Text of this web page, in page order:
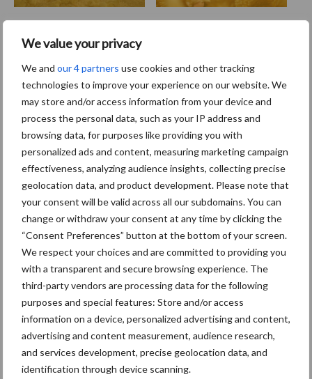
We value your privacy
We and our 4 partners use cookies and other tracking
technologies to improve your experience on our website. We
may store and/or access information from your device and
process the personal data, such as your IP address and
browsing data, for purposes like providing you with
personalized ads and content, measuring marketing campaign
effectiveness, analyzing audience insights, collecting precise
geolocation data, and product development. Please note that
your consent will be valid across all our subdomains. You can
change or withdraw your consent at any time by clicking the
“Consent Preferences” button at the bottom of your screen.
We respect your choices and are committed to providing you
with a transparent and secure browsing experience. The
third-party vendors are processing data for the following
purposes and special features: Store and/or access
information on a device, personalized advertising and content,
advertising and content measurement, audience research,
and services development, precise geolocation data, and
identification through device scanning.
Primaire
Sidebar
Recent nieuws Partner nieuws
Belastingdienst publiceert
Landelijke Landbouwnormen 2025
10 praktisch tips om je voor te
bereiden op mogelijke uitval van het
stroomnet
23 dec
EU-pluimveesector groeit door,
maar tempo vlakt af
22 dec
Kwaliteit als wapen tegen